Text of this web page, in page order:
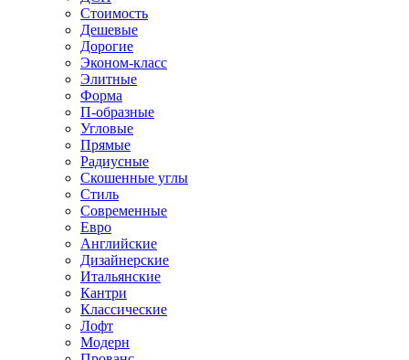
Стоимость
Дешевые
Дорогие
Эконом-класс
Элитные
Форма
П-образные
Угловые
Прямые
Радиусные
Скошенные углы
Стиль
Современные
Евро
Английские
Дизайнерские
Итальянские
Кантри
Классические
Лофт
Модерн